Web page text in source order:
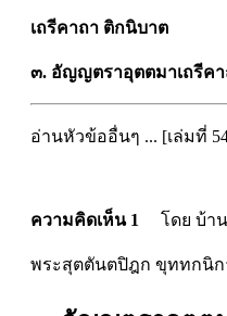
เถรีคาถา ติกนิบาต
๓. อัญญตราอุตตมาเถรีค
อ่านหัวข้ออื่นๆ ... [เล่มที่
ความคิดเห็น 1 โดย บ้าน
พระสุตตันตปิฎก ขุททกนิก